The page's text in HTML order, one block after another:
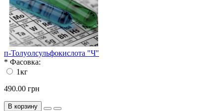
п-Толуолсульфокислота "Ч"
* Фасовка:
1кг
490.00 грн
В корзину